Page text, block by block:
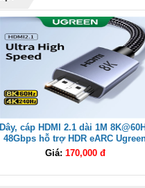
Dây, cáp HDMI 2.1 dài 1M
48Gbps hỗ trợ HDR eARC
25908 cao cấp
Giá: 170,000 đ